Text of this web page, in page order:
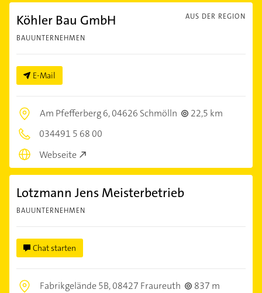
AUS DER REGION
Köhler Bau GmbH
BAUUNTERNEHMEN
E-Mail
Am Pfefferberg 6,04626 Schmölln
22,5 km
034491 5 68 00
Webseite
Lotzmann Jens Meisterbetrieb
BAUUNTERNEHMEN
Chat starten
Fabrikgelände 5B,08427 Fraureuth
837 m